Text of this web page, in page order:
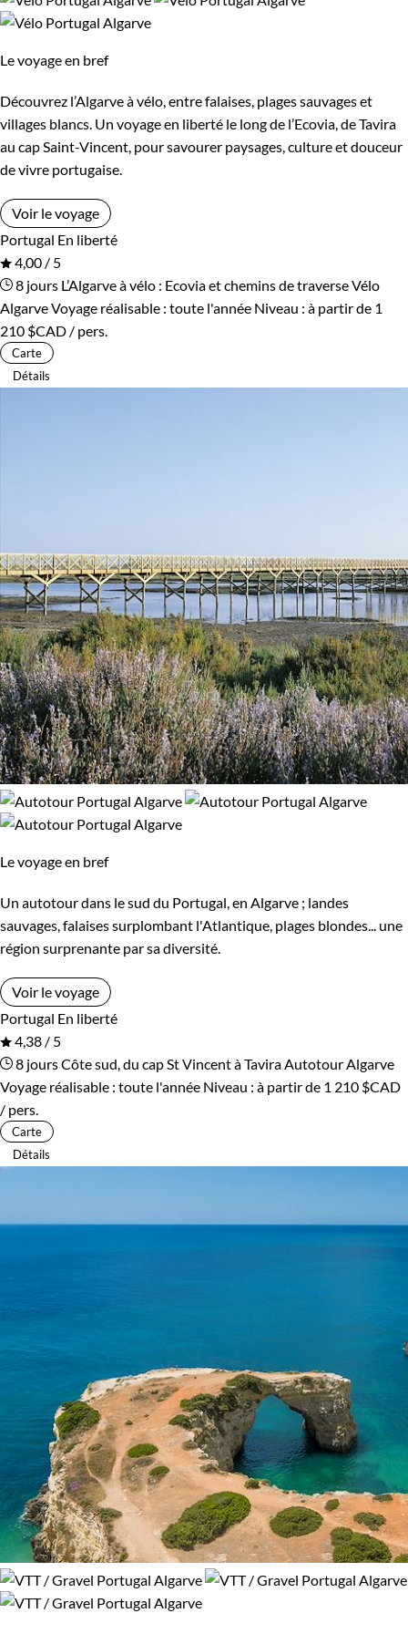
Guide de voyage Portugal
Budget
De 2 000 à 3 000 $CAD
Plus de 3 000 $CAD
Âge des enfants
Les 2/5 ans Les 6/9 ans
Les 10/13 ans
Itinérance
Itinérant Semi-itinérant
En étoile
Environnement
Bord de mer et îles Forêts, collines, rivières et lacs
Patrimoine et Nature
Le voyage en bref
Découvrez l’Algarve à vélo, entre falaises, plages sauvages et
villages blancs. Un voyage en liberté le long de l’Ecovia, de Tavira
au cap Saint-Vincent, pour savourer paysages, culture et douceur
de vivre portugaise.
Voir le voyage
Portugal En liberté
4,00 / 5
8 jours L’Algarve à vélo : Ecovia et chemins de traverseVélo
AlgarveVoyage réalisable : toute l'année Niveau : à partir de 1
210 $CAD / pers.
Carte
Détails
Le voyage en bref
Un autotour dans le sud du Portugal, en Algarve ; landes
sauvages, falaises surplombant l'Atlantique, plages blondes... une
région surprenante par sa diversité.
Voir le voyage
Portugal En liberté
4,38 / 5
8 joursCôte sud, du cap St Vincent à Tavira Autotour Algarve
Voyage réalisable : toute l'année Niveau : à partir de 1 210 $CAD
/ pers.
Carte
Détails